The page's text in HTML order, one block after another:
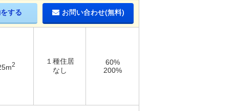
する お問い合わせ(無料)
2
１種住居
なし
60%
200%